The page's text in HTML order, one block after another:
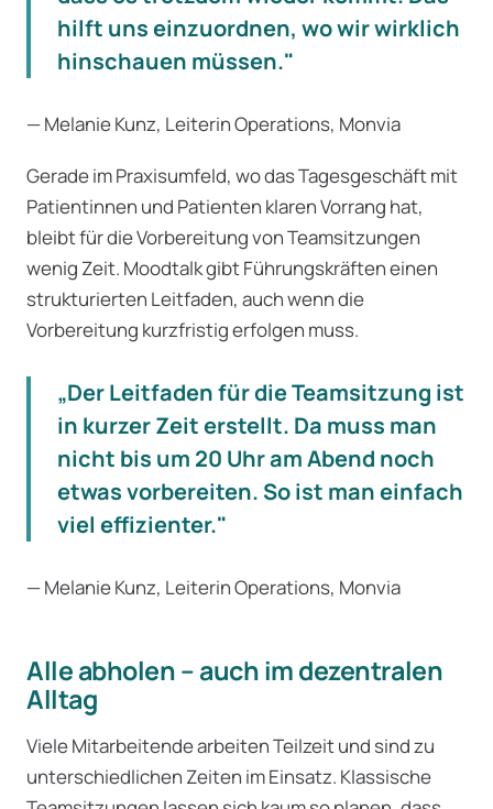
hilft uns einzuordnen, wo wir wirklich
hinschauen müssen."
— Melanie Kunz, Leiterin Operations, Monvia
Gerade im Praxisumfeld, wo das Tagesgeschäft mit
Patientinnen und Patienten klaren Vorrang hat,
bleibt für die Vorbereitung von Teamsitzungen
wenig Zeit. Moodtalk gibt Führungskräften einen
strukturierten Leitfaden, auch wenn die
Vorbereitung kurzfristig erfolgen muss.
„Der Leitfaden für die Teamsitzung ist
in kurzer Zeit erstellt. Da muss man
nicht bis um 20 Uhr am Abend noch
etwas vorbereiten. So ist man einfach
viel effizienter."
— Melanie Kunz, Leiterin Operations, Monvia
Alle abholen – auch im dezentralen
Alltag
Viele Mitarbeitende arbeiten Teilzeit und sind zu
unterschiedlichen Zeiten im Einsatz. Klassische